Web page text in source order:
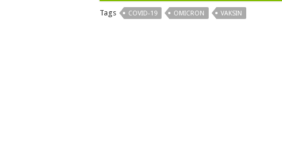
Tags COVID-19 OMICRON VAKSIN